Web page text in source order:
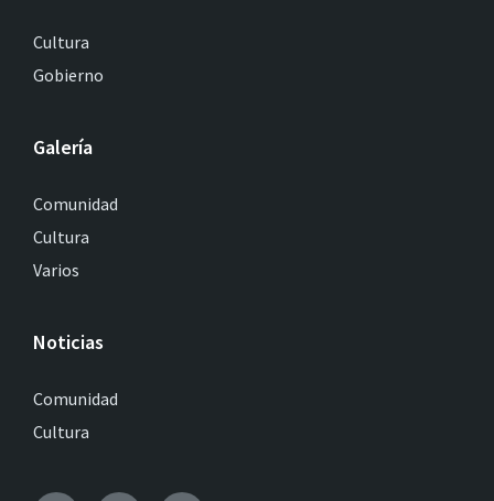
Cultura
Gobierno
Galería
Comunidad
Cultura
Varios
Noticias
Comunidad
Cultura